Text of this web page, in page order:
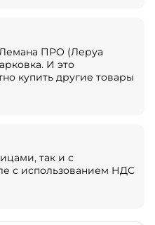
ПРО (Леруа
И это
купить другие товары
так и с
с использованием НДС